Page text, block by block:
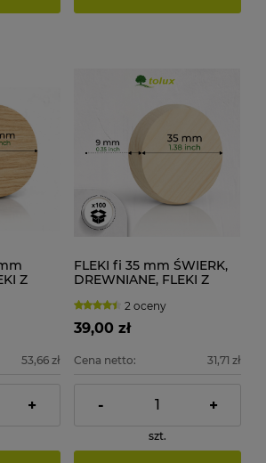
Z
53,66 zł
+
FLEKI fi 35 mm ŚWIERK,
DREWNIANE, FLEKI Z
2 oceny
39,00 zł
Cena netto: 31,71 zł
- +
szt.